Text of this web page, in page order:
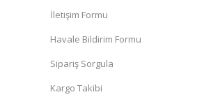
O... Ö... | 16/03/2026
İletişim Formu
Havale Bildirim Formu
Sipariş Sorgula
Kargo Takibi